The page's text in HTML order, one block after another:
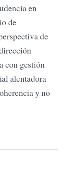
en
de
de
con gestión
alentadora
y no